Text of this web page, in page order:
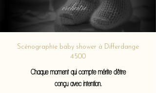
orchestré...
Scénographie baby shower à Differdange
4500
Chaque moment qui compte mérite d'être
conçu avec intention.